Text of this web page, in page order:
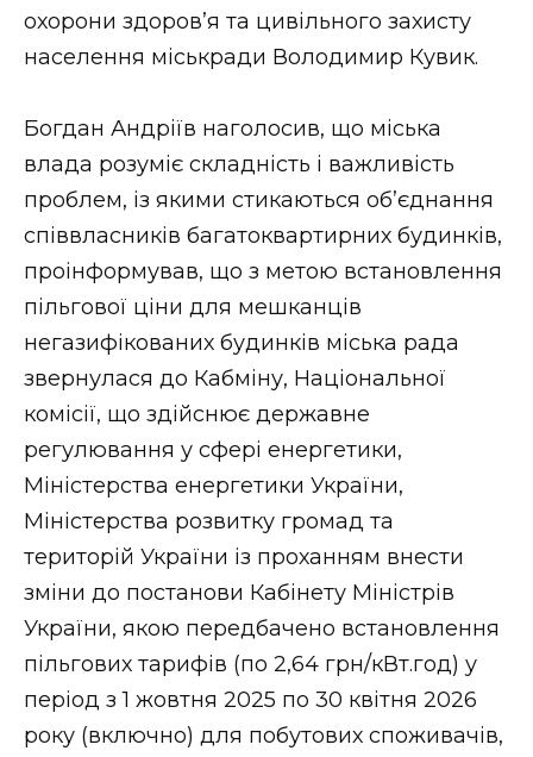
охорони здоров’я та цивільного захисту
населення міськради Володимир Кувик.
Богдан Андріїв наголосив, що міська
влада розуміє складність і важливість
проблем, із якими стикаються об’єднання
співвласників багатоквартирних будинків,
проінформував, що з метою встановлення
пільгової ціни для мешканців
негазифікованих будинків міська рада
звернулася до Кабміну, Національної
комісії, що здійснює державне
регулювання у сфері енергетики,
Міністерства енергетики України,
Міністерства розвитку громад та
територій України із проханням внести
зміни до постанови Кабінету Міністрів
України, якою передбачено встановлення
пільгових тарифів (по 2,64 грн/кВт.год) у
період з 1 жовтня 2025 по 30 квітня 2026
року (включно) для побутових споживачів,